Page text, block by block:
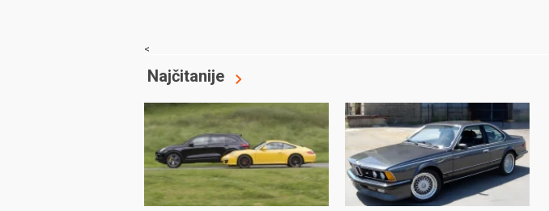
<
Najčitanije